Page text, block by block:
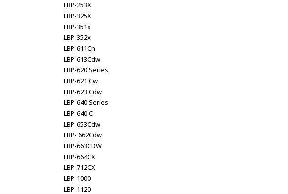
LBP-253X
LBP-325X
LBP-351x
LBP-352x
LBP-611Cn
LBP-613Cdw
LBP-620 Series
LBP-621 Cw
LBP-623 Cdw
LBP-640 Series
LBP-640 C
LBP-653Cdw
LBP- 662Cdw
LBP-663CDW
LBP-664CX
LBP-712CX
LBP-1000
LBP-1120